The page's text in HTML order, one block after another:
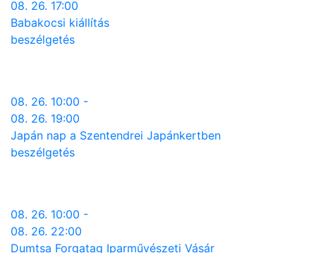
08. 26. 17:00
Babakocsi kiállítás
beszélgetés
08. 26. 10:00 -
08. 26. 19:00
Japán nap a Szentendrei Japánkertben
beszélgetés
08. 26. 10:00 -
08. 26. 22:00
Dumtsa Forgatag Iparművészeti Vásár